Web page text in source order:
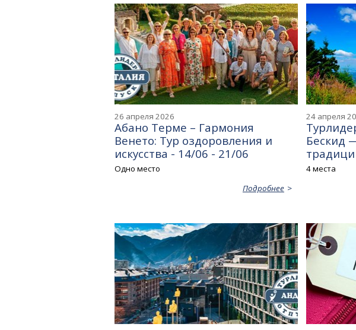
26 апреля 2026
Абано Терме – Гармония
Венето: Тур оздоровления и
искусства - 14/06 - 21/06
Одно место
Подробнее
24 апреля
Бескид
4 места